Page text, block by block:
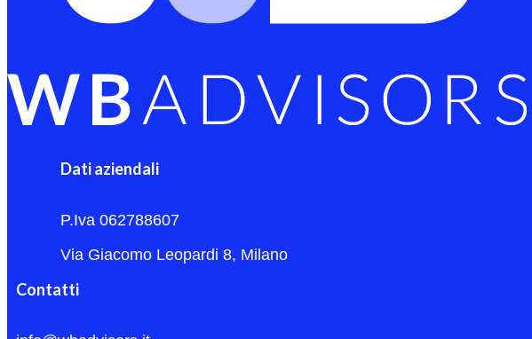
Dati aziendali
P.Iva 062788607
Via Giacomo Leopardi 8, Milano
Contatti